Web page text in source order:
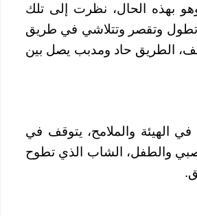
بهذه الحال، نظرت إلى تلك
تطول وتقصر وتتلاشي في طريق
الطريق حاد ومدبب يصل بين
الهيئة والملامح، يتوقف في
والطفل، الشاب الذي تطوح